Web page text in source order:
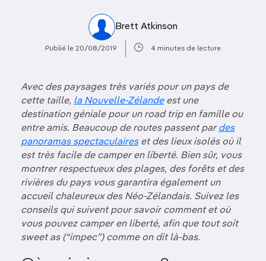
Brett Atkinson
Publié le 20/08/2019 4 minutes de lecture
Avec des paysages très variés pour un pays de
cette taille, la Nouvelle-Zélandeest une
destination géniale pour un road trip en famille ou
entre amis. Beaucoup de routes passent pardes
panoramas spectaculaireset des lieux isolés où il
est très facile de camper en liberté. Bien sûr, vous
montrer respectueux des plages, des forêts et des
rivières du pays vous garantira également un
accueil chaleureux des Néo-Zélandais. Suivez les
conseils qui suivent pour savoir comment et où
vous pouvez camper en liberté, afin que tout soit
sweet as (“impec”) comme on dit là-bas.